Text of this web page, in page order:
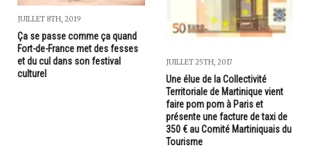
JUILLET 8TH, 2019
Ça se passe comme ça quand
Fort-de-France met des fesses
et du cul dans son festival
culturel
JUILLET 25TH, 2017
Une élue de la Collectivité
Territoriale de Martinique vient
faire pom pom à Paris et
présente une facture de taxi de
350 € au Comité Martiniquais du
Tourisme